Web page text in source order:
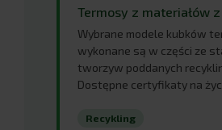
Termosy z materiałów
Wybrane modele kubków
wykonane są w części ze
tworzyw poddanych
Dostępne certyfikaty na
Recykling